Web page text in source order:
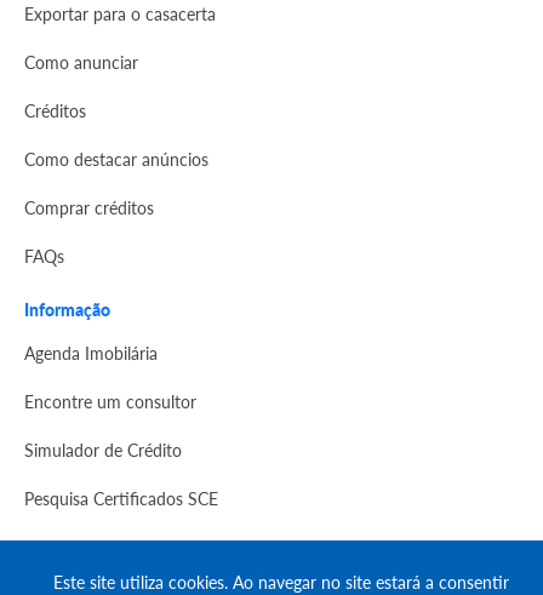
Exportar para o casacerta
Como anunciar
Créditos
Como destacar anúncios
Comprar créditos
FAQs
Informação
Agenda Imobilária
Encontre um consultor
Simulador de Crédito
Pesquisa Certificados SCE
Este site utiliza cookies. Ao navegar no site estará a consentir